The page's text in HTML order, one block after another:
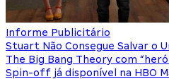
Informe Publicitário
Stuart Não Consegue Salvar o
The Big Bang Theory com
Spin-off já disponível na HBO